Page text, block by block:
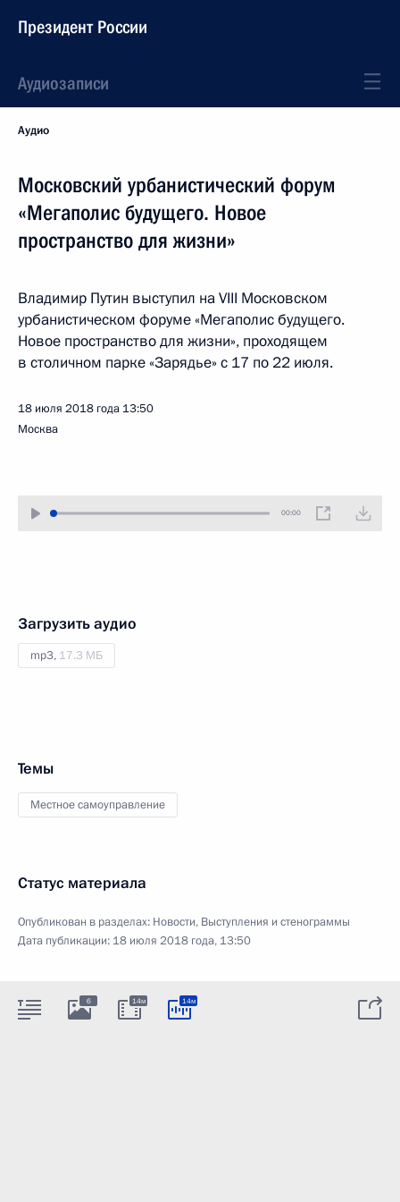
Президент России
Аудиозаписи
Аудио
Московский урбанистический форум
«Мегаполис будущего. Новое
пространство для жизни»
Владимир Путин выступил на VIII Московском
урбанистическом форуме «Мегаполис будущего.
Новое пространство для жизни», проходящем
в столичном парке «Зарядье» с 17 по 22 июля.
18 июля 2018 года 13:50
Москва
00:00
Загрузить аудио
mp3, 17.3 МБ
Темы
Местное самоуправление
Статус материала
Опубликован в разделах: Новости, Выступления и стенограммы
Дата публикации: 18 июля 2018 года, 13:50
6 14м 14м